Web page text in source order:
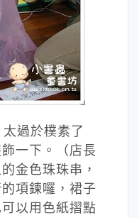
過於樸素了
一下。（店長
金色珠珠串，
項鍊囉，裙子
以用色紙摺點